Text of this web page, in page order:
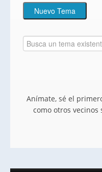
Anímate, sé el
como otros vecinos